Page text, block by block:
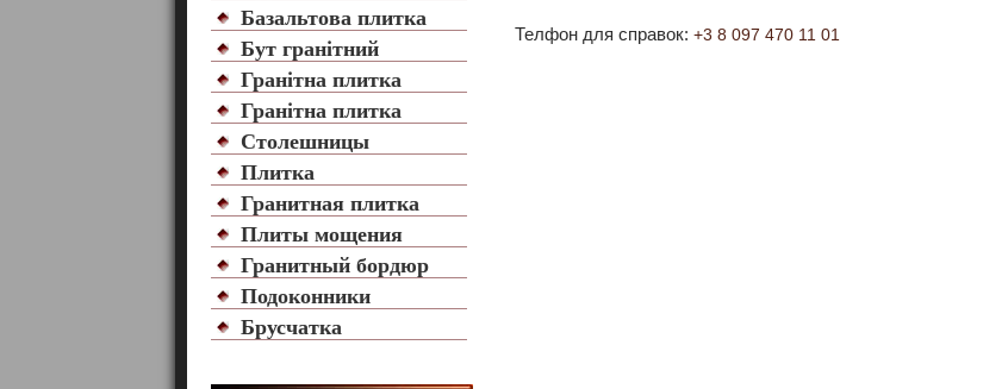
Базальтова плитка
Бут гранітний
Гранітна плитка
Гранітна плитка
Столешницы
Плитка
Гранитная плитка
Плиты мощения
Гранитный бордюр
Подоконники
Брусчатка
Телфон для справок: +3 8 097 470 11 01